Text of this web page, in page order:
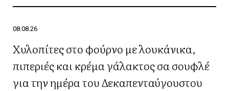
08.08.26
Χυλοπίτες στο φούρνο με λουκάνικα,
πιπεριές και κρέμα γάλακτος σα σουφλέ
για την ημέρα του Δεκαπενταύγουστου